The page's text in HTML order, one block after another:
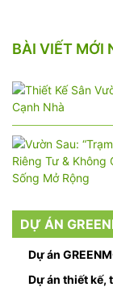
BÀI VIẾT MỚI
DỰ ÁN
Dự án
Dự án thiết kế,